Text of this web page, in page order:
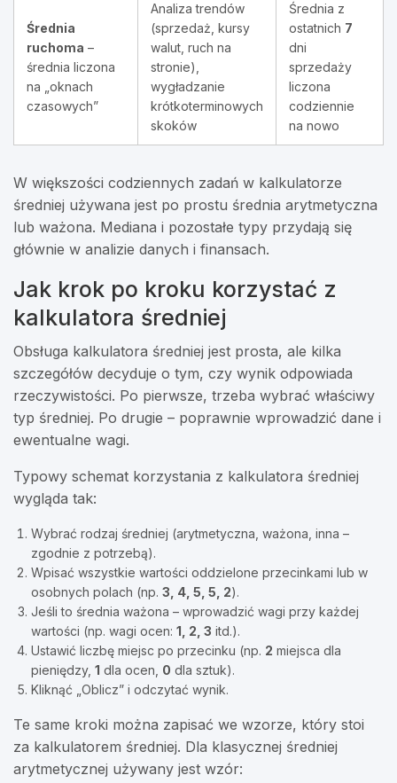
Średnia
ruchoma –
średnia liczona
na „oknach
czasowych”
Analiza trendów
(sprzedaż, kursy
walut, ruch na
stronie),
wygładzanie
krótkoterminowych
skoków
Średnia z
ostatnich 7
dni
sprzedaży
liczona
codziennie
na nowo
W większości codziennych zadań w kalkulatorze
średniej używana jest po prostu średnia arytmetyczna
lub ważona. Mediana i pozostałe typy przydają się
głównie w analizie danych i finansach.
Jak krok po kroku korzystać z
kalkulatora średniej
Obsługa kalkulatora średniej jest prosta, ale kilka
szczegółów decyduje o tym, czy wynik odpowiada
rzeczywistości. Po pierwsze, trzeba wybrać właściwy
typ średniej. Po drugie – poprawnie wprowadzić dane i
ewentualne wagi.
Typowy schemat korzystania z kalkulatora średniej
wygląda tak:
Wybrać rodzaj średniej (arytmetyczna, ważona, inna –
zgodnie z potrzebą).
Wpisać wszystkie wartości oddzielone przecinkami lub w
osobnych polach (np. 3, 4, 5, 5, 2).
Jeśli to średnia ważona – wprowadzić wagi przy każdej
wartości (np. wagi ocen: 1, 2, 3 itd.).
Ustawić liczbę miejsc po przecinku (np. 2 miejsca dla
pieniędzy, 1 dla ocen, 0 dla sztuk).
Kliknąć „Oblicz” i odczytać wynik.
Te same kroki można zapisać we wzorze, który stoi
za kalkulatorem średniej. Dla klasycznej średniej
arytmetycznej używany jest wzór: